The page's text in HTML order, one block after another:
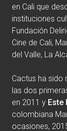
en Cali que
instituciones
Fundación
Cine de Cali,
del Valle, La
Cactus ha sido
las dos
en 2011 y Este
colombiana
ocasiones,